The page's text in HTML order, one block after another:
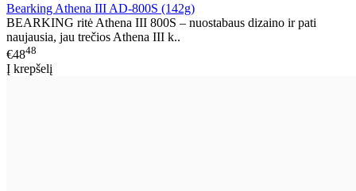
Bearking Athena III AD-800S (142g)
BEARKING ritė Athena III 800S – nuostabaus dizaino ir pati
naujausia, jau trečios Athena III k..
€4848
Į krepšelį